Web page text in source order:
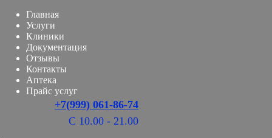
Главная
Услуги
Клиники
Документация
Отзывы
Контакты
Аптека
Прайс услуг
+7(999) 061-86-74
С 10.00 - 21.00